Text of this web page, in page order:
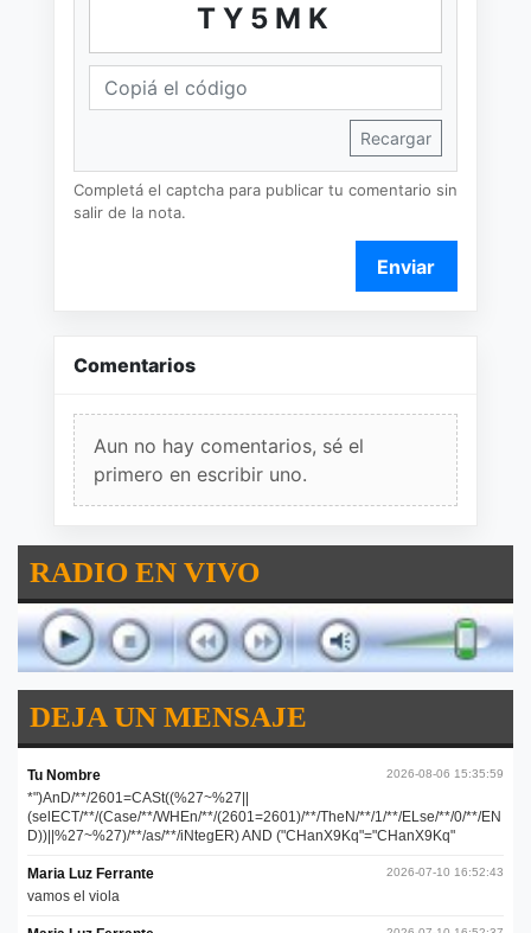
TY5MK
Recargar
Completá el captcha para publicar tu comentario sin
salir de la nota.
Enviar
Comentarios
Aun no hay comentarios, sé el
primero en escribir uno.
RADIO EN VIVO
DEJA UN MENSAJE